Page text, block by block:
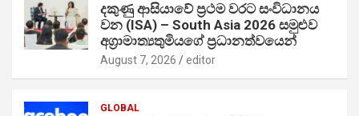
දකුණු ආසියාවේ ප්‍රථම වරට සංවිධානය
වන (ISA) – South Asia 2026 සමුළුව
අග්‍රාමාත්‍යතුමියගේ ප්‍රධානත්වයෙන්
August 7, 2026 editor
GLOBAL